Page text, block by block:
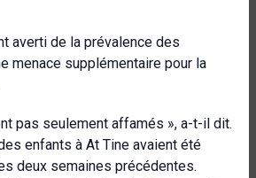
averti de la prévalence des
menace supplémentaire pour la
pas seulement affamés », a-t-il dit.
enfants à At Tine avaient été
deux semaines précédentes.